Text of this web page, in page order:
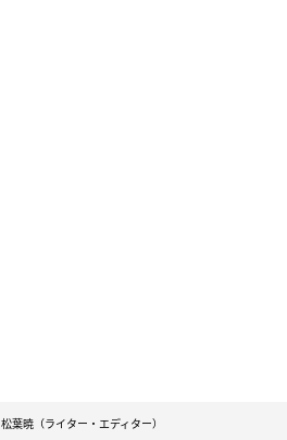
松葉暁（ライター・エディター）